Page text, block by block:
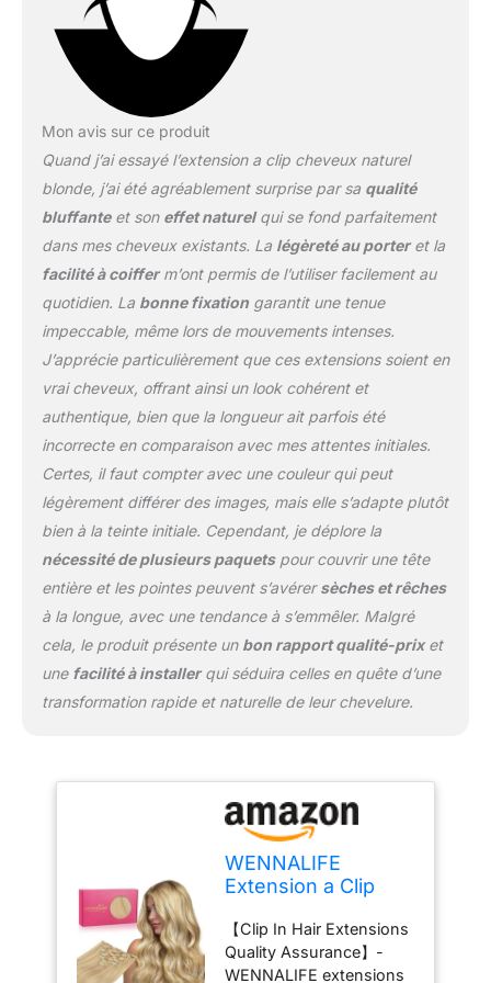
assurer que vos cheveux
se placent naturellement.
human hair extensions, 7
pièces 120g avec 16 clips
par set. Poids net de
105g sans clips, 120g
avec clips. Juste pour
épaissir vos cheveux,
suggérer 1-2 ensembles ;
pour une tête complète,
; si vous voulez ajouter
de la longueur et du
volume, nous
recommandons 2-3
proposons également 2
clips de remplacement.
【Correspondance des
couleurs】- Blond Clair à
blond clair avec un
équilibre de nuances
cendrées et dorées, c'est
votre blond le plus clair
platine. Nous vous
cheveux de votre propre
racine (Il peut y avoir des
différences de couleur en
raison de différents
écrans). Si vous avez
des difficultés à choisir,
n'hésitez pas à nous
contacter pour vous
aider à choisir les
Mon avis sur ce produit
Quand j’ai essayé l’extension a clip cheveux naturel
blonde, j’ai été agréablement surprise par sa qualité
bluffanteet son effet naturelqui se fond parfaitement
dans mes cheveux existants. La légèreté au porteret la
facilité à coifferm’ont permis de l’utiliser facilement au
quotidien. La bonne fixationgarantit une tenue
impeccable, même lors de mouvements intenses.
J’apprécie particulièrement que ces extensions soient en
vrai cheveux, offrant ainsi un look cohérent et
authentique, bien que la longueur ait parfois été
incorrecte en comparaison avec mes attentes initiales.
Certes, il faut compter avec une couleur qui peut
légèrement différer des images, mais elle s’adapte plutôt
bien à la teinte initiale. Cependant, je déplore la
nécessité de plusieurs paquetspour couvrir une tête
entière et les pointes peuvent s’avérersèches et rêches
à la longue, avec une tendance à s’emmêler. Malgré
cela, le produit présente un bon rapport qualité-prixet
une facilité à installerqui séduira celles en quête d’une
transformation rapide et naturelle de leur chevelure.
WENNALIFE
Extension a Clip
Blonde, 35cm 120g
7pcs Extension
Cheveux Naturel
【Clip In Hair Extensions
Quality Assurance】-
WENNALIFE extensions